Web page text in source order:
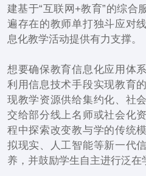
建基于“互联网+教育”的综合
遍存在的教师单打独斗应对
息化教学活动提供有力支撑。
想要确保教育信息化应用体
利用信息技术手段实现教育
现教学资源供给集约化、社
交给部分线上名师或社会化
程中探索改变教与学的传统
拟现实、人工智能等新一代
养，并鼓励学生自主进行泛在